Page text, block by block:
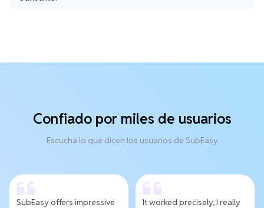
Confiado por miles de usuarios
Escucha lo que dicen los usuarios de SubEasy
SubEasy offers impressive
It worked precisely, I really